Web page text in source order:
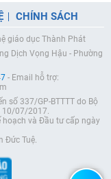
CHÍNH SÁCH
giáo dục Thành Phát
Dịch Vọng Hậu - Phường
- Email hỗ trợ:
số 337/GP-BTTTT do Bộ
10/07/2017.
hoạch và Đầu tư cấp ngày
Đức Tuệ.